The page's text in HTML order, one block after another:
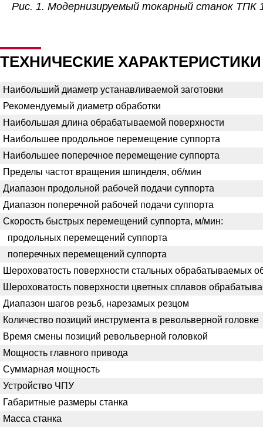
Рис. 1. Модернизируемый токарный станок ТПК
ТЕХНИЧЕСКИЕ ХАРАКТЕРИСТИКИ
Наибольший диаметр устанавливаемой заготовки
Рекомендуемый диаметр обработки
Наибольшая длина обрабатываемой поверхности
Наибольшее продольное перемещение суппорта
Наибольшее поперечное перемещение суппорта
Пределы частот вращения шпинделя, об/мин
Диапазон продольной рабочей подачи суппорта
Диапазон поперечной рабочей подачи суппорта
Скорость быстрых перемещений суппорта, м/мин:
продольных перемещений суппорта
поперечных перемещений суппорта
Шероховатость поверхности стальных обрабатываемых
Шероховатость поверхности цветных сплавов
Диапазон шагов резьб, нарезамых резцом
Количество позиций инструмента в револьверной головке
Время смены позиций револьверной головкой
Мощность главного привода
Суммарная мощность
Устройство ЧПУ
Габаритные размеры станка
Масса станка